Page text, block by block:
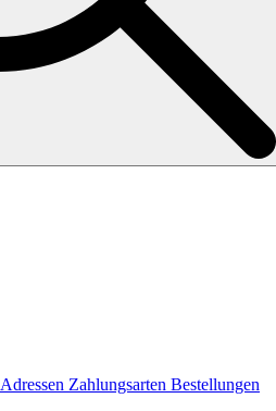
Adressen Zahlungsarten Bestellungen